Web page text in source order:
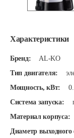
Характеристики
Бренд:
AL-KO
Тип двигателя:
Мощность, кВт:
Система запуска:
Материал корпуса:
Диаметр выходного